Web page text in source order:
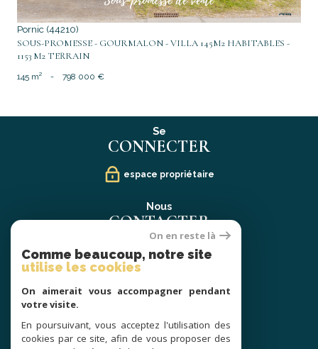
Pornic (44210)
SOUS-PROMESSE - GOURMALON - VILLA 145M2 HABITABLES -
1153 M2 TERRAIN
145 m² - 798 000 €
Se
CONNECTER
espace propriétaire
Nous
CONTACTER
02 40 21 91 13
contact@prestige-atlantique.fr
SUIVRE
On en reste là
Comme beaucoup, notre site
utilise les cookies
On aimerait vous accompagner pendant
votre visite.
En poursuivant, vous acceptez l'utilisation des
cookies par ce site, afin de vous proposer des